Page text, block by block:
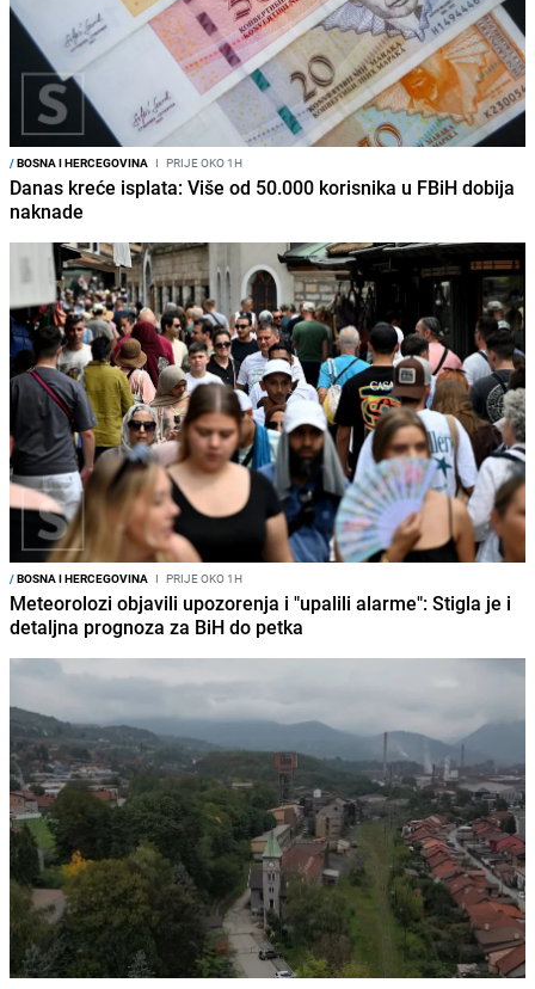
/BOSNA I HERCEGOVINA I PRIJE OKO 1H
Danas kreće isplata: Više od 50.000 korisnika u FBiH dobija
naknade
/BOSNA I HERCEGOVINA I PRIJE OKO 1H
Meteorolozi objavili upozorenja i "upalili alarme": Stigla je i
detaljna prognoza za BiH do petka